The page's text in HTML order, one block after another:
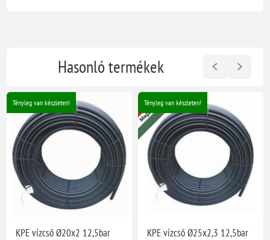
Hasonló termékek
Tényleg van készleten!
KPE vízcső Ø20x2 12,5bar
Tényleg van készleten!
KPE vízcső Ø25x2,3 12,5bar